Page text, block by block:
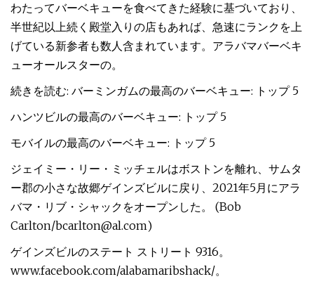
わたってバーベキューを食べてきた経験に基づいており、
半世紀以上続く殿堂入りの店もあれば、急速にランクを上
げている新参者も数人含まれています。アラバマバーベキ
ューオールスターの。
続きを読む: バーミンガムの最高のバーベキュー: トップ 5
ハンツビルの最高のバーベキュー: トップ 5
モバイルの最高のバーベキュー: トップ 5
ジェイミー・リー・ミッチェルはボストンを離れ、サムタ
ー郡の小さな故郷ゲインズビルに戻り、2021年5月にアラ
バマ・リブ・シャックをオープンした。 (Bob
Carlton/bcarlton@al.com)
ゲインズビルのステート ストリート 9316。
www.facebook.com/alabamaribshack/。